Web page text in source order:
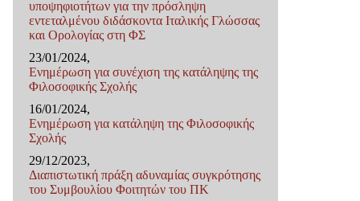
υποψηφιοτήτων για την πρόσληψη
εντεταλμένου διδάσκοντα Ιταλικής Γλώσσας
και Ορολογίας στη ΦΣ
23/01/2024,
Ενημέρωση για συνέχιση της κατάληψης της
Φιλοσοφικής Σχολής
16/01/2024,
Ενημέρωση για κατάληψη της Φιλοσοφικής
Σχολής
29/12/2023,
Διαπιστωτική πράξη αδυναμίας συγκρότησης
του Συμβουλίου Φοιτητών του ΠΚ